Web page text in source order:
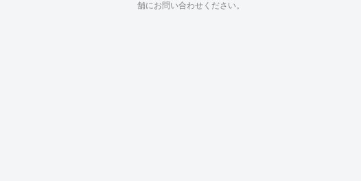
舗にお問い合わせください。